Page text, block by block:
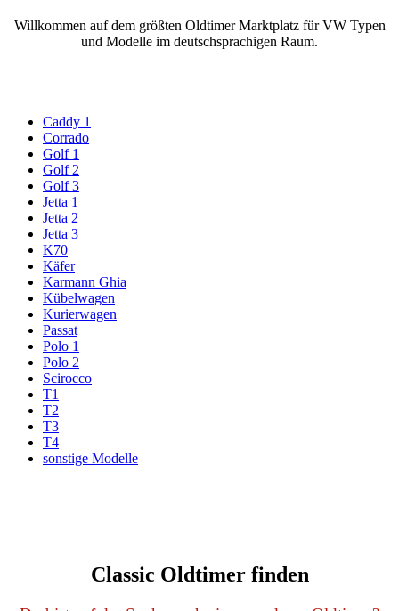
Willkommen auf dem größten Oldtimer Marktplatz für VW Typen
und Modelle im deutschsprachigen Raum.
Caddy 1
Corrado
Golf 1
Golf 2
Golf 3
Jetta 1
Jetta 2
Jetta 3
K70
Käfer
Karmann Ghia
Kübelwagen
Kurierwagen
Passat
Polo 1
Polo 2
Scirocco
T1
T2
T3
T4
sonstige Modelle
Classic Oldtimer finden